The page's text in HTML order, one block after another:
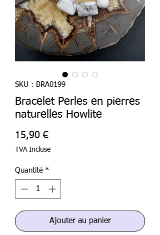
SKU : BRA0199
Bracelet Perles en pierres
naturelles Howlite
15,90 €Prix
TVA Incluse
Quantité *
Ajouter au panier